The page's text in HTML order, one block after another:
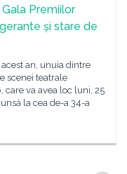
Premiilor
și stare de
an, unuia dintre
scenei teatrale
care va avea loc luni, 25
la cea de-a 34-a